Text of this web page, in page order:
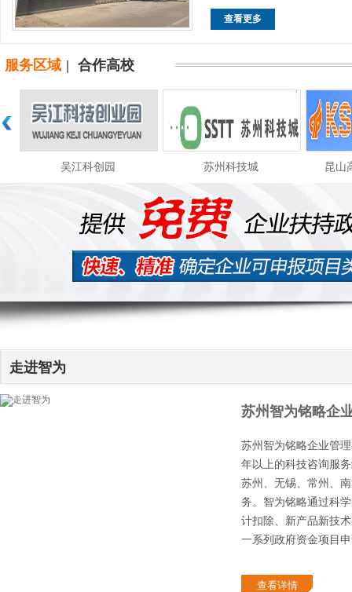
查看更多
服务区域 | 合作高校
苏州科技城 昆山高新技术开发区
走进智为
苏州智为铭略企
苏州智为铭略企业管
年以上的科技咨询服
苏州、无锡、常州、
务。智为铭略通过科
计扣除、新产品新技
一系列政府资金项目
查看详情